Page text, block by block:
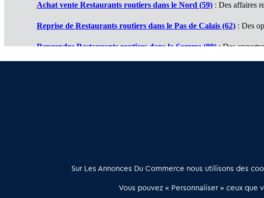
Achat vente Restaurants routiers dans le Nord (59) : Des affaires
Reprise de Restaurants routiers dans le Pas de Calais (62) : Des
Reprendre Restaurants routiers dans la Somme (80): Des
relation qualifiée conçu pour les acteurs de l’immobilier commercial
02 54 56
Sur Les Annonces Du Commerce nous utilisons des
Vous pouvez « Personnaliser » ceux